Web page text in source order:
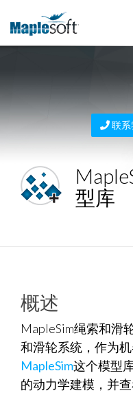
联系
型库
概述
MapleSim绳索和滑
和滑轮系统，作为
MapleSim这个模型
的动力学建模，并